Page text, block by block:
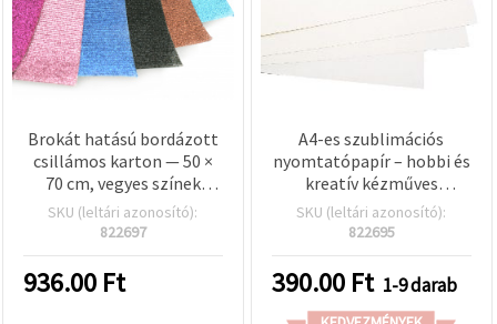
Brokát hatású bordázott
csillámos karton — 50 ×
70 cm, vegyes színek
(MIX), 1 lap — kreatív
hobbihoz, DIY-hoz,
projektekhez
SKU (leltári azonosító):
822697
936.00 Ft
A4-es szublimációs
nyomtatópapír – hobbi és
kreatív kézműves
projektekhez
SKU (leltári azonosító):
822695
390.00 Ft 1-9 darab